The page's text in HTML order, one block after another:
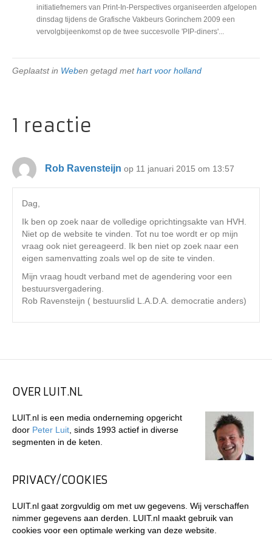
initiatiefnemers van Print-In-Perspectives organiseerden afgelopen
dinsdag tijdens de Grafische Vakbeurs Gorinchem 2009 een
vervolgbijeenkomst op de twee succesvolle 'PIP-diners'...
Geplaatst in Weben getagd methart voor holland
1 reactie
Rob Ravensteijn op 11 januari 2015 om 13:57
Dag,
Ik ben op zoek naar de volledige oprichtingsakte van HVH.
Niet op de website te vinden. Tot nu toe wordt er op mijn
vraag ook niet gereageerd. Ik ben niet op zoek naar een
eigen samenvatting zoals wel op de site te vinden.
Mijn vraag houdt verband met de agendering voor een
bestuursvergadering.
Rob Ravensteijn ( bestuurslid L.A.D.A. democratie anders)
OVER LUIT.NL
LUIT.nl is een media onderneming opgericht
door Peter Luit , sinds 1993 actief in diverse
segmenten in de keten.
PRIVACY/COOKIES
LUIT.nl gaat zorgvuldig om met uw gegevens. Wij verschaffen
nimmer gegevens aan derden. LUIT.nl maakt gebruik van
cookies voor een optimale werking van deze website.